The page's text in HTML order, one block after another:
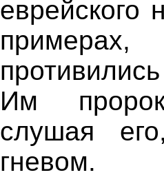
еврейского
Им
слушая
гневом.